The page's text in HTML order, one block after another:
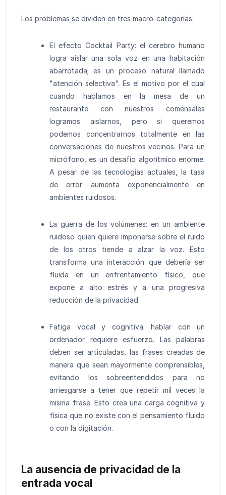
Los problemas se dividen en tres macro-categorías:
El efecto Cocktail Party: el cerebro humano
logra aislar una sola voz en una habitación
abarrotada; es un proceso natural llamado
"atención selectiva". Es el motivo por el cual
cuando hablamos en la mesa de un
restaurante con nuestros comensales
logramos aislarnos, pero si queremos
podemos concentrarnos totalmente en las
conversaciones de nuestros vecinos. Para un
micrófono, es un desafío algorítmico enorme.
A pesar de las tecnologías actuales, la tasa
de error aumenta exponencialmente en
ambientes ruidosos.
La guerra de los volúmenes: en un ambiente
ruidoso quien quiere imponerse sobre el ruido
de los otros tiende a alzar la voz. Esto
transforma una interacción que debería ser
fluida en un enfrentamiento físico, que
expone a alto estrés y a una progresiva
reducción de la privacidad.
Fatiga vocal y cognitiva: hablar con un
ordenador requiere esfuerzo. Las palabras
deben ser articuladas, las frases creadas de
manera que sean mayormente comprensibles,
evitando los sobreentendidos para no
arriesgarse a tener que repetir mil veces la
misma frase. Esto crea una carga cognitiva y
física que no existe con el pensamiento fluido
o con la digitación.
La ausencia de privacidad de la
entrada vocal